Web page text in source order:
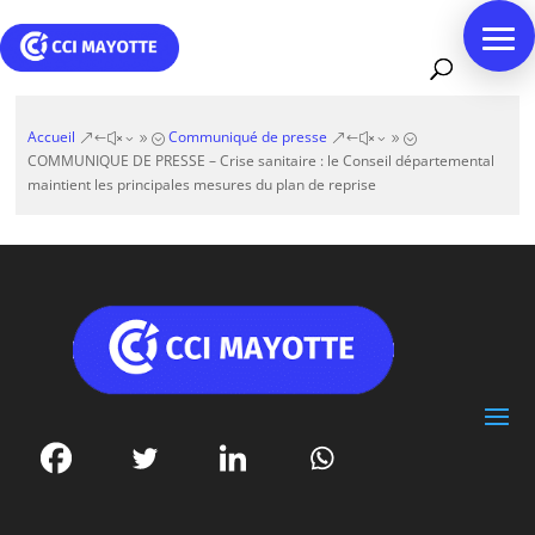
Accueil &#x39; Communiqué de presse &#x39;
COMMUNIQUE DE PRESSE – Crise sanitaire : le Conseil départemental
maintient les principales mesures du plan de reprise